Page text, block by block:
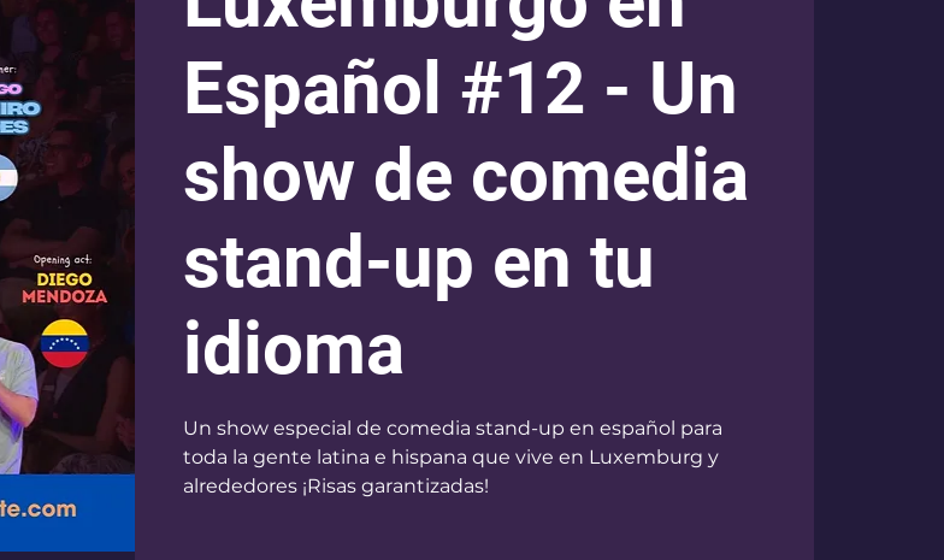
Español #12 - Un
show de comedia
stand-up en tu
idioma
Un show especial de comedia stand-up en español para
toda la gente latina e hispana que vive en Luxemburg y
alrededores ¡Risas garantizadas!